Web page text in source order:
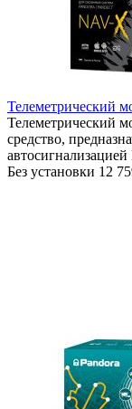
Телеметрический
Телеметрический
средство,
Без установки 12